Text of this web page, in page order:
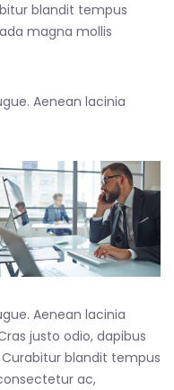
blandit tempus
magna mollis
Aenean lacinia
Aenean lacinia
justo odio, dapibus
blandit tempus
ac,